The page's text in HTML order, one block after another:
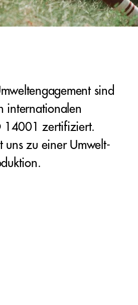
sind
internationalen
14001 zertifiziert.
uns zu einer Umwelt-